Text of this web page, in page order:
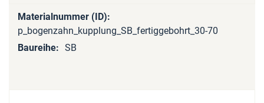
Mehr
Informationen
p_bogenzahn_kupplung_SB_fertiggebohrt_30-70
SB